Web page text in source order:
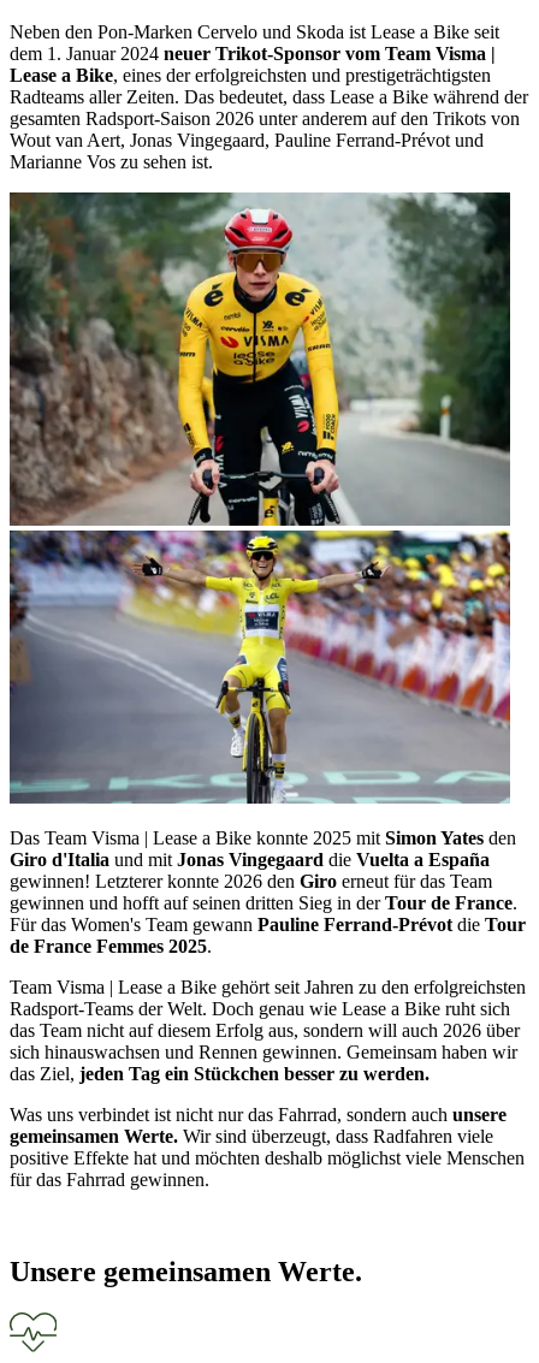
Neben den Pon-Marken Cervelo und Skoda ist Lease a Bike seit
dem 1. Januar 2024 neuer Trikot-Sponsor vom Team Visma |
Lease a Bike, eines der erfolgreichsten und prestigeträchtigsten
Radteams aller Zeiten. Das bedeutet, dass Lease a Bike während der
gesamten Radsport-Saison 2026 unter anderem auf den Trikots von
Wout van Aert, Jonas Vingegaard, Pauline Ferrand-Prévot und
Marianne Vos zu sehen ist.
Das Team Visma | Lease a Bike konnte 2025 mit Simon Yates den
Giro d'Italia und mit Jonas Vingegaard die Vuelta a España
gewinnen! Letzterer konnte 2026 den Giro erneut für das Team
gewinnen und hofft auf seinen dritten Sieg in derTour de France.
Für das Women's Team gewann Pauline Ferrand-Prévot die Tour
de France Femmes 2025.
Team Visma | Lease a Bike gehört seit Jahren zu den erfolgreichsten
Radsport-Teams der Welt. Doch genau wie Lease a Bike ruht sich
das Team nicht auf diesem Erfolg aus, sondern will auch 2026 über
sich hinauswachsen und Rennen gewinnen. Gemeinsam haben wir
das Ziel, jeden Tag ein Stückchen besser zu werden.
Was uns verbindet ist nicht nur das Fahrrad, sondern auch unsere
gemeinsamen Werte. Wir sind überzeugt, dass Radfahren viele
positive Effekte hat und möchten deshalb möglichst viele Menschen
für das Fahrrad gewinnen.
Unsere gemeinsamen Werte.